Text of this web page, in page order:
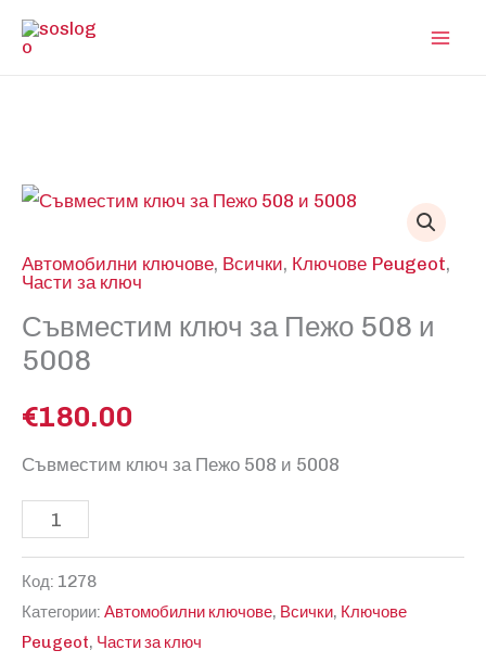
Skip
Автомобилни ключове, Всички, Ключове Peugeot,
Части за ключ
Съвместим ключ за Пежо 508 и
5008
€180.00
Съвместим ключ за Пежо 508 и 5008
количество
Съвместим
ключ
за
Код: 1278
Категории: Автомобилни ключове, Всички, Ключове
Peugeot, Части за ключ